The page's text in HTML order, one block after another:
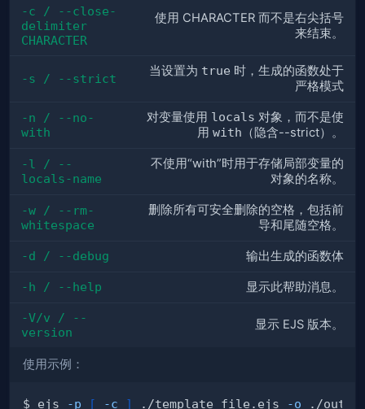
-c / --close-
delimiter
CHARACTER
使用 CHARACTER 而不是右尖括号
来结束。
-s / --strict
当设置为 true 时，生成的函数处于
严格模式
-n / --no-
with
对变量使用 locals 对象，而不是使
用 with （隐含--strict）。
-l / --
locals-name
不使用“with”时用于存储局部变量的
对象的名称。
-w / --rm-
whitespace
删除所有可安全删除的空格，包括前
导和尾随空格。
-d / --debug 输出生成的函数体
-h / --help 显示此帮助消息。
-V/v / --
version
显示 EJS 版本。
使用示例：
$ ejs -p [ -c ] ./template_file.ejs -o